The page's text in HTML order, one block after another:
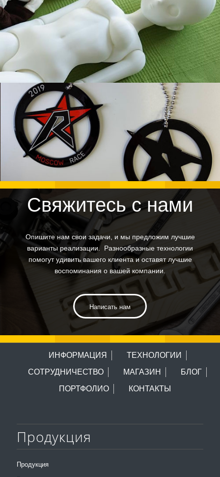
Свяжитесь с нами
Опишите нам свои задачи, и мы предложим лучшие
варианты реализации. Разнообразные технологии
помогут удивить вашего клиента и оставят лучшие
воспоминания о вашей компании.
Написать нам
ИНФОРМАЦИЯ
ТЕХНОЛОГИИ
СОТРУДНИЧЕСТВО
МАГАЗИН
БЛОГ
ПОРТФОЛИО
КОНТАКТЫ
Продукция
Продукция